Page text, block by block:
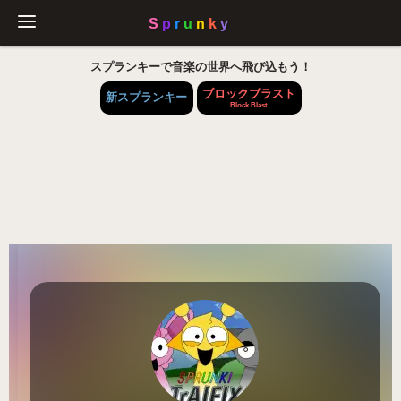
スプランキーで音楽の世界へ飛び込もう！
新スプランキー ブロックブラスト
Block Blast